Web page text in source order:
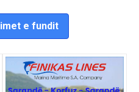
e fundit